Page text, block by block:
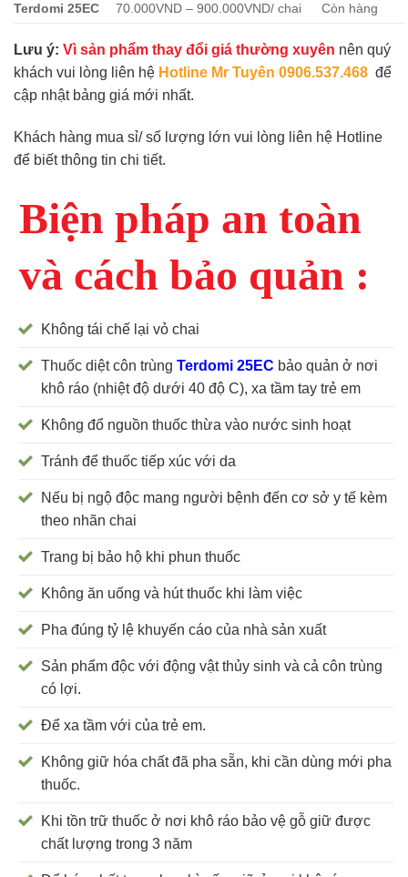
Terdomi 25EC 70.000VND – 900.000VND/ chai Còn hàng
Lưu ý: Vì sản phẩm thay đổi giá thường xuyên nên quý
khách vui lòng liên hệ Hotline Mr Tuyên 0906.537.468 để
cập nhật bảng giá mới nhất.
Khách hàng mua sỉ/ số lượng lớn vui lòng liên hệ Hotline
để biết thông tin chi tiết.
Biện pháp an toàn
và cách bảo quản :
Không tái chế lại vỏ chai
Thuốc diệt côn trùng Terdomi 25EC bảo quản ở nơi
khô ráo (nhiệt độ dưới 40 độ C), xa tầm tay trẻ em
Không đổ nguồn thuốc thừa vào nước sinh hoạt
Tránh để thuốc tiếp xúc với da
Nếu bị ngộ độc mang người bệnh đến cơ sở y tế kèm
theo nhãn chai
Trang bị bảo hộ khi phun thuốc
Không ăn uống và hút thuốc khi làm việc
Pha đúng tỷ lệ khuyến cáo của nhà sản xuất
Sản phẩm độc với động vật thủy sinh và cả côn trùng
có lợi.
Để xa tầm với của trẻ em.
Không giữ hóa chất đã pha sẵn, khi cần dùng mới pha
thuốc.
Khi tồn trữ thuốc ở nơi khô ráo bảo vệ gỗ giữ được
chất lượng trong 3 năm